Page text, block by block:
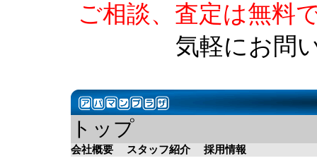
ご相談、査定は無料
気軽にお問
トップ
会社概要 スタッフ紹介 採用情報